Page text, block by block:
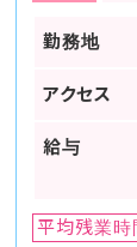
勤務地
アクセス
給与
平均残業時